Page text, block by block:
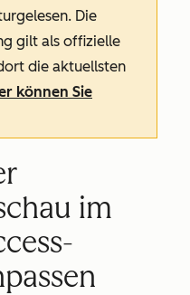
Die
gilt als offizielle
die aktuellsten
können Sie
im